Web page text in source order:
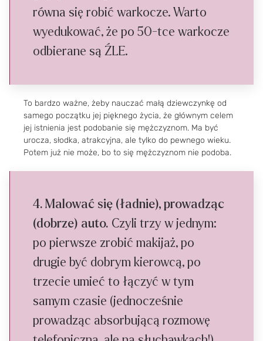
równa się robić warkocze. Warto
wyedukować, że po 50-tce warkocze
odbierane są ŹLE.
To bardzo ważne, żeby nauczać małą dziewczynkę od
samego początku jej pięknego życia, że głównym celem
jej istnienia jest podobanie się mężczyznom. Ma być
urocza, słodka, atrakcyjna, ale tylko do pewnego wieku.
Potem już nie może, bo to się mężczyznom nie podoba.
4. Malować się (ładnie), prowadząc
(dobrze) auto. Czyli trzy w jednym:
po pierwsze zrobić makijaż, po
drugie być dobrym kierowcą, po
trzecie umieć to łączyć w tym
samym czasie (jednocześnie
prowadząc absorbującą rozmowę